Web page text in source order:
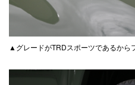
▲グレードがTRDスポーツであるから